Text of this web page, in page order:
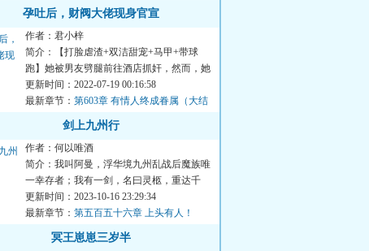
孕吐后，财阀大佬现身官宣
作者：君小梓
简介：【打脸虐渣+双洁甜宠+马甲+带球
跑】她被男友劈腿前往酒店抓奸，然而，她
在镜头前孕吐冲上热搜。当...
更新时间：2022-07-19 00:16:58
最新章节： 第603章 有情人终成眷属（大结
剑上九州行
作者：何以唯酒
简介：我叫阿曼，浮华境九州乱战后魔族唯
一幸存者；我有一剑，名曰灵柩，重达千
斤，幻化万象；我存一念，...
更新时间：2023-10-16 23:29:34
最新章节： 第五百五十六章 上头有人！
（七）
冥王崽崽三岁半